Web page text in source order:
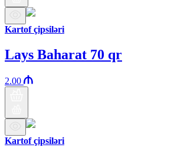
Kartof çipsiləri
Lays Baharat 70 qr
2.00
Kartof çipsiləri